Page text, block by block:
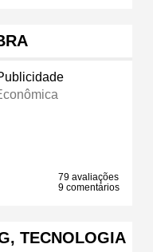
79 avaliações
9 comentários
TECNOLOGIA